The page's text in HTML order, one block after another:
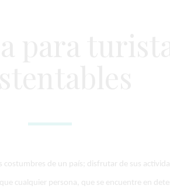
de un país; disfrutar de sus
cualquier persona, que se encuentre en